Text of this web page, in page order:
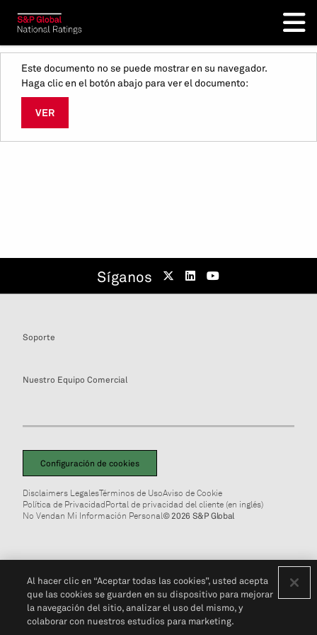
Este documento no se puede mostrar en su navegador.
Haga clic en el botón abajo para ver el documento:
VER
Síganos
Soporte
Nuestro Equipo Comercial
Configuración de cookies
Disclaimers LegalesTérminos de UsoAviso de Cookie
Política de PrivacidadPortal de privacidad del cliente (en inglés)
No Vendan Mi Información Personal© 2026 S&P Global
Al hacer clic en “Aceptar todas las cookies”, usted acepta
que las cookies se guarden en su dispositivo para mejorar
la navegación del sitio, analizar el uso del mismo, y
colaborar con nuestros estudios para marketing.